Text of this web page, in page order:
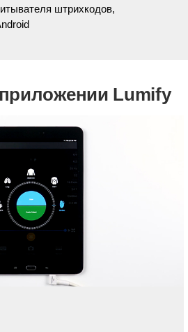
штрихкодов,
Lumify